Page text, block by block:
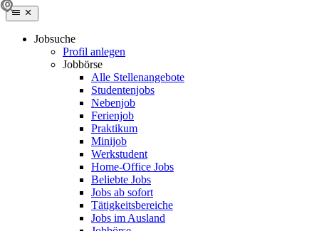
Jobsuche
Profil anlegen
Jobbörse
Alle Stellenangebote
Studentenjobs
Nebenjob
Ferienjob
Praktikum
Minijob
Werkstudent
Home-Office Jobs
Beliebte Jobs
Jobs ab sofort
Tätigkeitsbereiche
Jobs im Ausland